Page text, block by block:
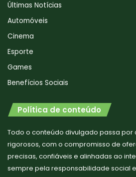
Últimas Notícias
Automóveis
Cinema
Esporte
Games
Benefícios Sociais
Política de conteúdo
Todo o conteúdo divulgado passa por
rigorosos, com o compromisso de
precisas, confiáveis e alinhadas ao
sempre pela responsabilidade social